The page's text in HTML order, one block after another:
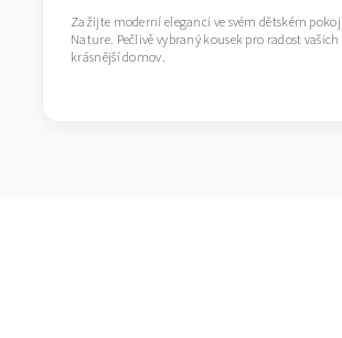
Zažijte moderní eleganci ve svém dětském
Nature. Pečlivě vybraný kousek pro radost vašich
krásnější domov.